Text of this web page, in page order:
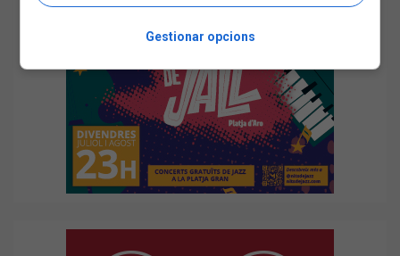
Gestionar opcions